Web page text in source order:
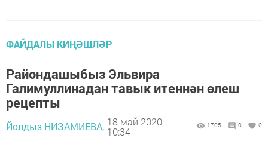
ФАЙДАЛЫ КИҢӘШЛӘР
Райондашыбыз Эльвира
Галимуллинадан тавык итеннән өлеш
рецепты
Йолдыз НИЗАМИЕВА, 18 май 2020 -
10:34
1705 0 0